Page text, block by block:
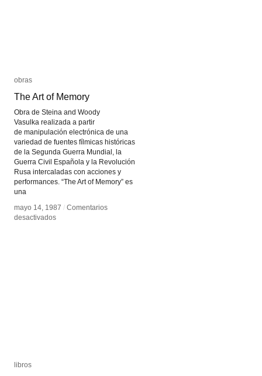
obras
The Art of Memory
Obra de Steina and Woody
Vasulka realizada a partir
de manipulación electrónica de una
variedad de fuentes fílmicas históricas
de la Segunda Guerra Mundial, la
Guerra Civil Española y la Revolución
Rusa intercaladas con acciones y
performances. “The Art of Memory” es
una
mayo 14, 1987 / Comentarios
desactivadosen
obras
The Art of Memory
mayo 14, 1987 / Comentarios
desactivadosen
libros
libros